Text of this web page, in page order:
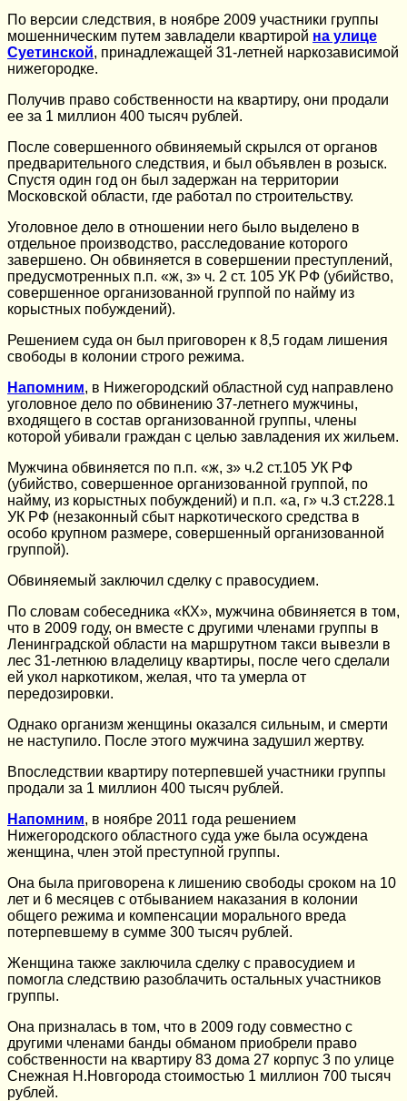
По версии следствия, в ноябре 2009 участники группы
мошенническим путем завладели квартирой на улице
Суетинской, принадлежащей 31-летней наркозависимой
нижегородке.
Получив право собственности на квартиру, они продали
ее за 1 миллион 400 тысяч рублей.
После совершенного обвиняемый скрылся от органов
предварительного следствия, и был объявлен в розыск.
Спустя один год он был задержан на территории
Московской области, где работал по строительству.
Уголовное дело в отношении него было выделено в
отдельное производство, расследование которого
завершено. Он обвиняется в совершении преступлений,
предусмотренных п.п. «ж, з» ч. 2 ст. 105 УК РФ (убийство,
совершенное организованной группой по найму из
корыстных побуждений).
Решением суда он был приговорен к 8,5 годам лишения
свободы в колонии строго режима.
Напомним, в Нижегородский областной суд направлено
уголовное дело по обвинению 37-летнего мужчины,
входящего в состав организованной группы, члены
которой убивали граждан с целью завладения их жильем.
Мужчина обвиняется по п.п. «ж, з» ч.2 ст.105 УК РФ
(убийство, совершенное организованной группой, по
найму, из корыстных побуждений) и п.п. «а, г» ч.3 ст.228.1
УК РФ (незаконный сбыт наркотического средства в
особо крупном размере, совершенный организованной
группой).
Обвиняемый заключил сделку с правосудием.
По словам собеседника «КХ», мужчина обвиняется в том,
что в 2009 году, он вместе с другими членами группы в
Ленинградской области на маршрутном такси вывезли в
лес 31-летнюю владелицу квартиры, после чего сделали
ей укол наркотиком, желая, что та умерла от
передозировки.
Однако организм женщины оказался сильным, и смерти
не наступило. После этого мужчина задушил жертву.
Впоследствии квартиру потерпевшей участники группы
продали за 1 миллион 400 тысяч рублей.
Напомним, в ноябре 2011 года решением
Нижегородского областного суда уже была осуждена
женщина, член этой преступной группы.
Она была приговорена к лишению свободы сроком на 10
лет и 6 месяцев с отбыванием наказания в колонии
общего режима и компенсации морального вреда
потерпевшему в сумме 300 тысяч рублей.
Женщина также заключила сделку с правосудием и
помогла следствию разоблачить остальных участников
группы.
Она призналась в том, что в 2009 году совместно с
другими членами банды обманом приобрели право
собственности на квартиру 83 дома 27 корпус 3 по улице
Снежная Н.Новгорода стоимостью 1 миллион 700 тысяч
рублей.